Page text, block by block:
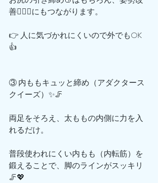
善🧍‍♀️✨にもつながります。
👉 人に気づかれにくいので外でもOK
👍
③ 内ももキュッと締め（アダクタース
クイーズ）✨🦵
両足をそろえ、太ももの内側に力を入
れるだけ。
普段使われにくい内もも（内転筋）を
鍛えることで、脚のラインがスッキリ
🦵💖